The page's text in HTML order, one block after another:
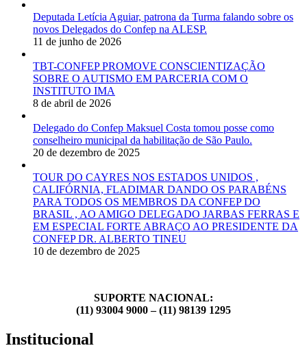
Deputada Letícia Aguiar, patrona da Turma falando sobre os
novos Delegados do Confep na ALESP.
11 de junho de 2026
TBT-CONFEP PROMOVE CONSCIENTIZAÇÃO
SOBRE O AUTISMO EM PARCERIA COM O
INSTITUTO IMA
8 de abril de 2026
Delegado do Confep Maksuel Costa tomou posse como
conselheiro municipal da habilitação de São Paulo.
20 de dezembro de 2025
TOUR DO CAYRES NOS ESTADOS UNIDOS ,
CALIFÓRNIA, FLADIMAR DANDO OS PARABÉNS
PARA TODOS OS MEMBROS DA CONFEP DO
BRASIL , AO AMIGO DELEGADO JARBAS FERRAS E
EM ESPECIAL FORTE ABRAÇO AO PRESIDENTE DA
CONFEP DR. ALBERTO TINEU
10 de dezembro de 2025
SUPORTE NACIONAL:
(11) 93004 9000 – (11) 98139 1295
Institucional